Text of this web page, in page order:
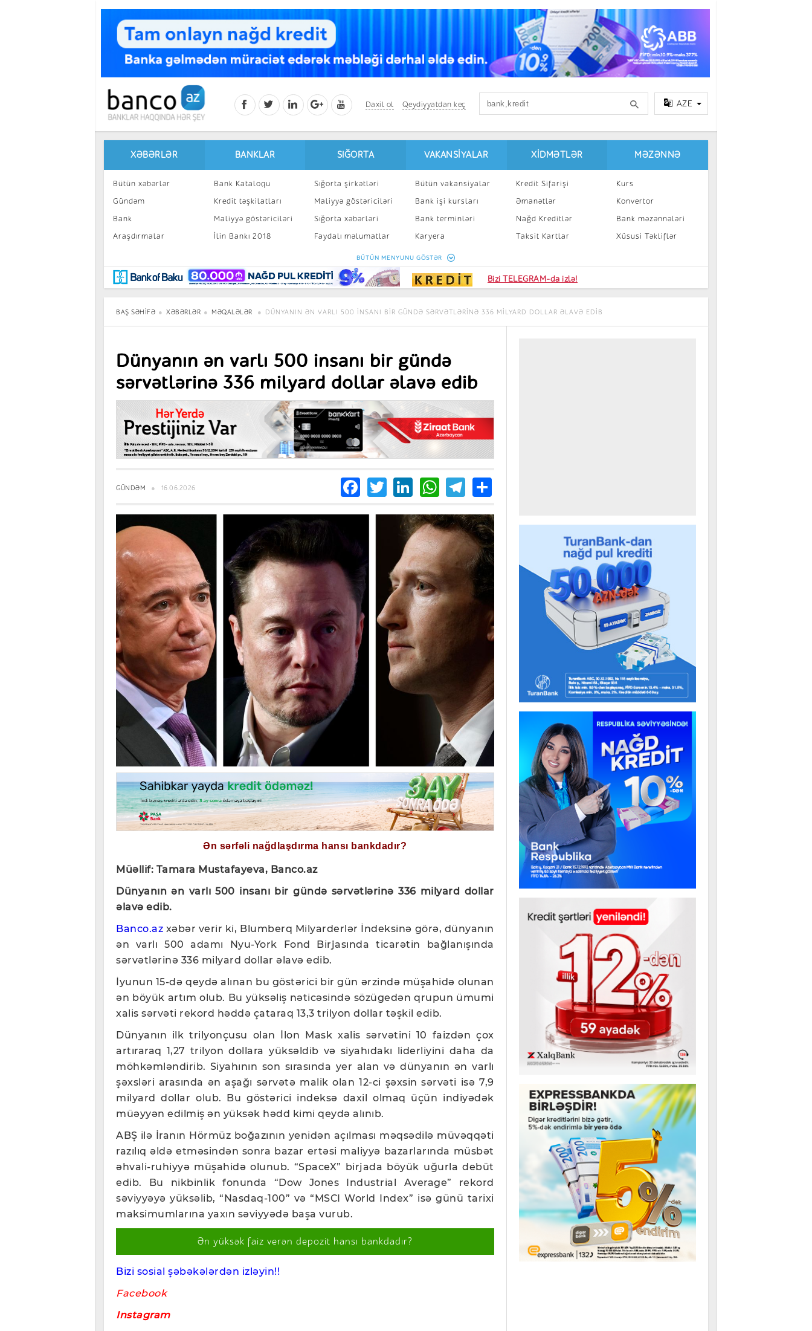
Daxil ol Qeydiyyatdan keç AZE
XƏBƏRLƏR
Bütün xəbərlər
Gündəm
Bank
Araşdırmalar
Maraqlı
BancoTV
Müsahibə
BANKLAR
Bank Kataloqu
Kredit təşkilatları
Maliyyə göstəriciləri
İlin Bankı 2018
SIĞORTA
Sığorta şirkətləri
Maliyyə göstəriciləri
Sığorta xəbərləri
Faydalı məlumatlar
Sığorta kalkulyatoru
VAKANSIYALAR
Bütün vakansiyalar
Bank işi kursları
Bank terminləri
Karyera
Peşakar inkişaf
XIDMƏTLƏR
Kredit Sifarişi
Əmanətlər
Nağd Kreditlər
Taksit Kartlar
Kart sifarişi
MƏZƏNNƏ
Kurs
Konvertor
Bank məzənnələri
Xüsusi Təkliflər
BÜTÜN MENYUNU GÖSTƏR
Bizi TELEGRAM-da izlə!
BAŞ SƏHIFƏ XƏBƏRLƏR MƏQALƏLƏR DÜNYANIN ƏN VARLI 500 INSANI BIR GÜNDƏ SƏRVƏTLƏRINƏ 336 MILYARD DOLLAR ƏLAVƏ EDIB
Dünyanın ən varlı 500 insanı bir gündə
sərvətlərinə 336 milyard dollar əlavə edib
GÜNDƏM 16.06.2026 Facebook
TwitterLinkedIn
WhatsApp
Telegram
Share
Ən sərfəli nağdlaşdırma hansı bankdadır?
Müəllif: Tamara Mustafayeva, Banco.az
Dünyanın ən varlı 500 insanı bir gündə sərvətlərinə 336 milyard dollar
əlavə edib.
Banco.az xəbər verir ki, Blumberq Milyarderlər İndeksinə görə, dünyanın
ən varlı 500 adamı Nyu-York Fond Birjasında ticarətin bağlanışında
sərvətlərinə 336 milyard dollar əlavə edib.
İyunun 15-də qeydə alınan bu göstərici bir gün ərzində müşahidə olunan
ən böyük artım olub. Bu yüksəliş nəticəsində sözügedən qrupun ümumi
xalis sərvəti rekord həddə çataraq 13,3 trilyon dollar təşkil edib.
Dünyanın ilk trilyonçusu olan İlon Mask xalis sərvətini 10 faizdən çox
artıraraq 1,27 trilyon dollara yüksəldib və siyahıdakı liderliyini daha da
möhkəmləndirib. Siyahının son sırasında yer alan və dünyanın ən varlı
şəxsləri arasında ən aşağı sərvətə malik olan 12-ci şəxsin sərvəti isə 7,9
milyard dollar olub. Bu göstərici indeksə daxil olmaq üçün indiyədək
müəyyən edilmiş ən yüksək hədd kimi qeydə alınıb.
ABŞ ilə İranın Hörmüz boğazının yenidən açılması məqsədilə müvəqqəti
razılıq əldə etməsindən sonra bazar ertəsi maliyyə bazarlarında müsbət
əhvali-ruhiyyə müşahidə olunub. “SpaceX” birjada böyük uğurla debüt
edib. Bu nikbinlik fonunda “Dow Jones Industrial Average” rekord
səviyyəyə yüksəlib, “Nasdaq-100” və “MSCI World Index” isə günü tarixi
maksimumlarına yaxın səviyyədə başa vurub.
Ən yüksək faiz verən depozit hansı bankdadır?
Bizi sosial şəbəkələrdən izləyin!!
Facebook
Instagram